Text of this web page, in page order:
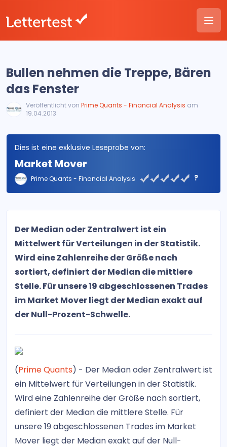
Bullen nehmen die Treppe, Bären
das Fenster
Veröffentlicht von Prime Quants - Financial Analysis am
19.04.2013
Dies ist eine exklusive Leseprobe von:
Market Mover
Prime Quants - Financial Analysis ?
Der Median oder Zentralwert ist ein
Mittelwert für Verteilungen in der Statistik.
Wird eine Zahlenreihe der Größe nach
sortiert, definiert der Median die mittlere
Stelle. Für unsere 19 abgeschlossenen Trades
im Market Mover liegt der Median exakt auf
der Null-Prozent-Schwelle.
(Prime Quants) - Der Median oder Zentralwert ist
ein Mittelwert für Verteilungen in der Statistik.
Wird eine Zahlenreihe der Größe nach sortiert,
definiert der Median die mittlere Stelle. Für
unsere 19 abgeschlossenen Trades im Market
Mover liegt der Median exakt auf der Null-